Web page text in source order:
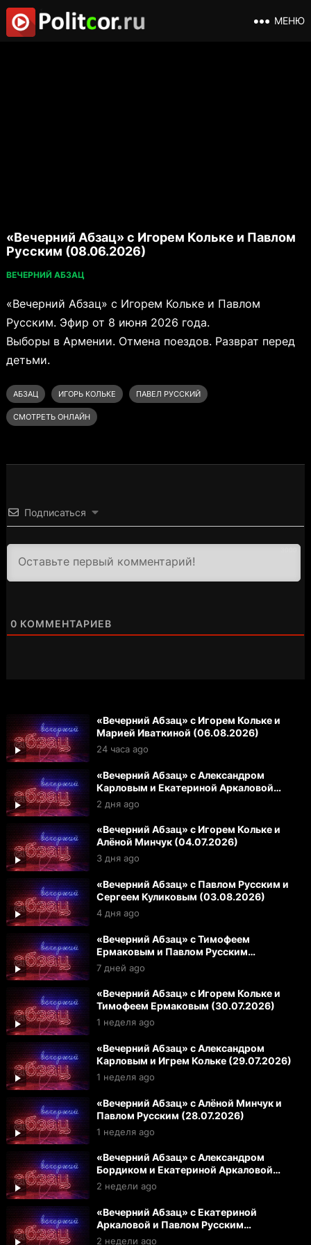
МЕНЮ
«Вечерний Абзац» с Игорем Кольке и Павлом
Русским (08.06.2026)
ВЕЧЕРНИЙ АБЗАЦ
«Вечерний Абзац» с Игорем Кольке и Павлом
Русским. Эфир от 8 июня 2026 года.
Выборы в Армении. Отмена поездов. Разврат перед
детьми.
АБЗАЦ ИГОРЬ КОЛЬКЕ ПАВЕЛ РУССКИЙ
СМОТРЕТЬ ОНЛАЙН
Подписаться
0 КОММЕНТАРИЕВ
«Вечерний Абзац» с Игорем Кольке и
Марией Иваткиной (06.08.2026)
24 часа ago
«Вечерний Абзац» с Александром
Карловым и Екатериной Аркаловой
(05.08.2026)
2 дня ago
«Вечерний Абзац» с Игорем Кольке и
Алёной Минчук (04.07.2026)
3 дня ago
«Вечерний Абзац» с Павлом Русским и
Сергеем Куликовым (03.08.2026)
4 дня ago
«Вечерний Абзац» с Тимофеем
Ермаковым и Павлом Русским
(31.07.2026)
7 дней ago
«Вечерний Абзац» с Игорем Кольке и
Тимофеем Ермаковым (30.07.2026)
1 неделя ago
«Вечерний Абзац» с Александром
Карловым и Игрем Кольке (29.07.2026)
1 неделя ago
«Вечерний Абзац» с Алёной Минчук и
Павлом Русским (28.07.2026)
1 неделя ago
«Вечерний Абзац» с Александром
Бордиком и Екатериной Аркаловой
(27.07.2026)
2 недели ago
«Вечерний Абзац» с Екатериной
Аркаловой и Павлом Русским
(24.07.2026)
2 недели ago